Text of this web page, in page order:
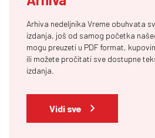
Arhiva nedeljnika Vreme obuhvata
izdanja, još od samog početka
mogu preuzeti u PDF format,
ili možete pročitati sve dostupne
izdanja.
Vidi sve